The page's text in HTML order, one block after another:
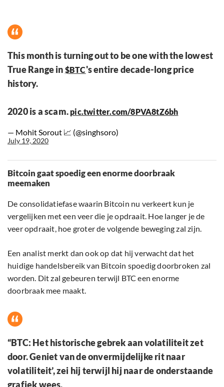
This month is turning out to be one with the lowest
True Range in $BTC's entire decade-long price
history.
2020 is a scam. pic.twitter.com/8PVA8tZ6bh
— Mohit Sorout 📈 (@singhsoro)
July 19, 2020
Bitcoin gaat spoedig een enorme doorbraak
meemaken
De consolidatiefase waarin Bitcoin nu verkeert kun je
vergelijken met een veer die je opdraait. Hoe langer je de
veer opdraait, hoe groter de volgende beweging zal zijn.
Een analist merkt dan ook op dat hij verwacht dat het
huidige handelsbereik van Bitcoin spoedig doorbroken zal
worden. Dit zal gebeuren terwijl BTC een enorme
doorbraak mee maakt.
“BTC: Het historische gebrek aan volatiliteit zet
door. Geniet van de onvermijdelijke rit naar
volatiliteit’, zei hij terwijl hij naar de onderstaande
grafiek wees.